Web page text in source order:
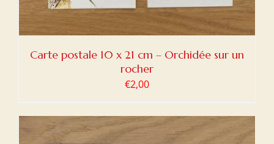
Carte postale 10 x 21 cm – Orchidée sur un
rocher
€2,00